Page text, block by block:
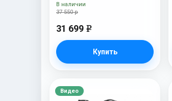
37 550 р
31 699 e
Купить
В наличии
Видео